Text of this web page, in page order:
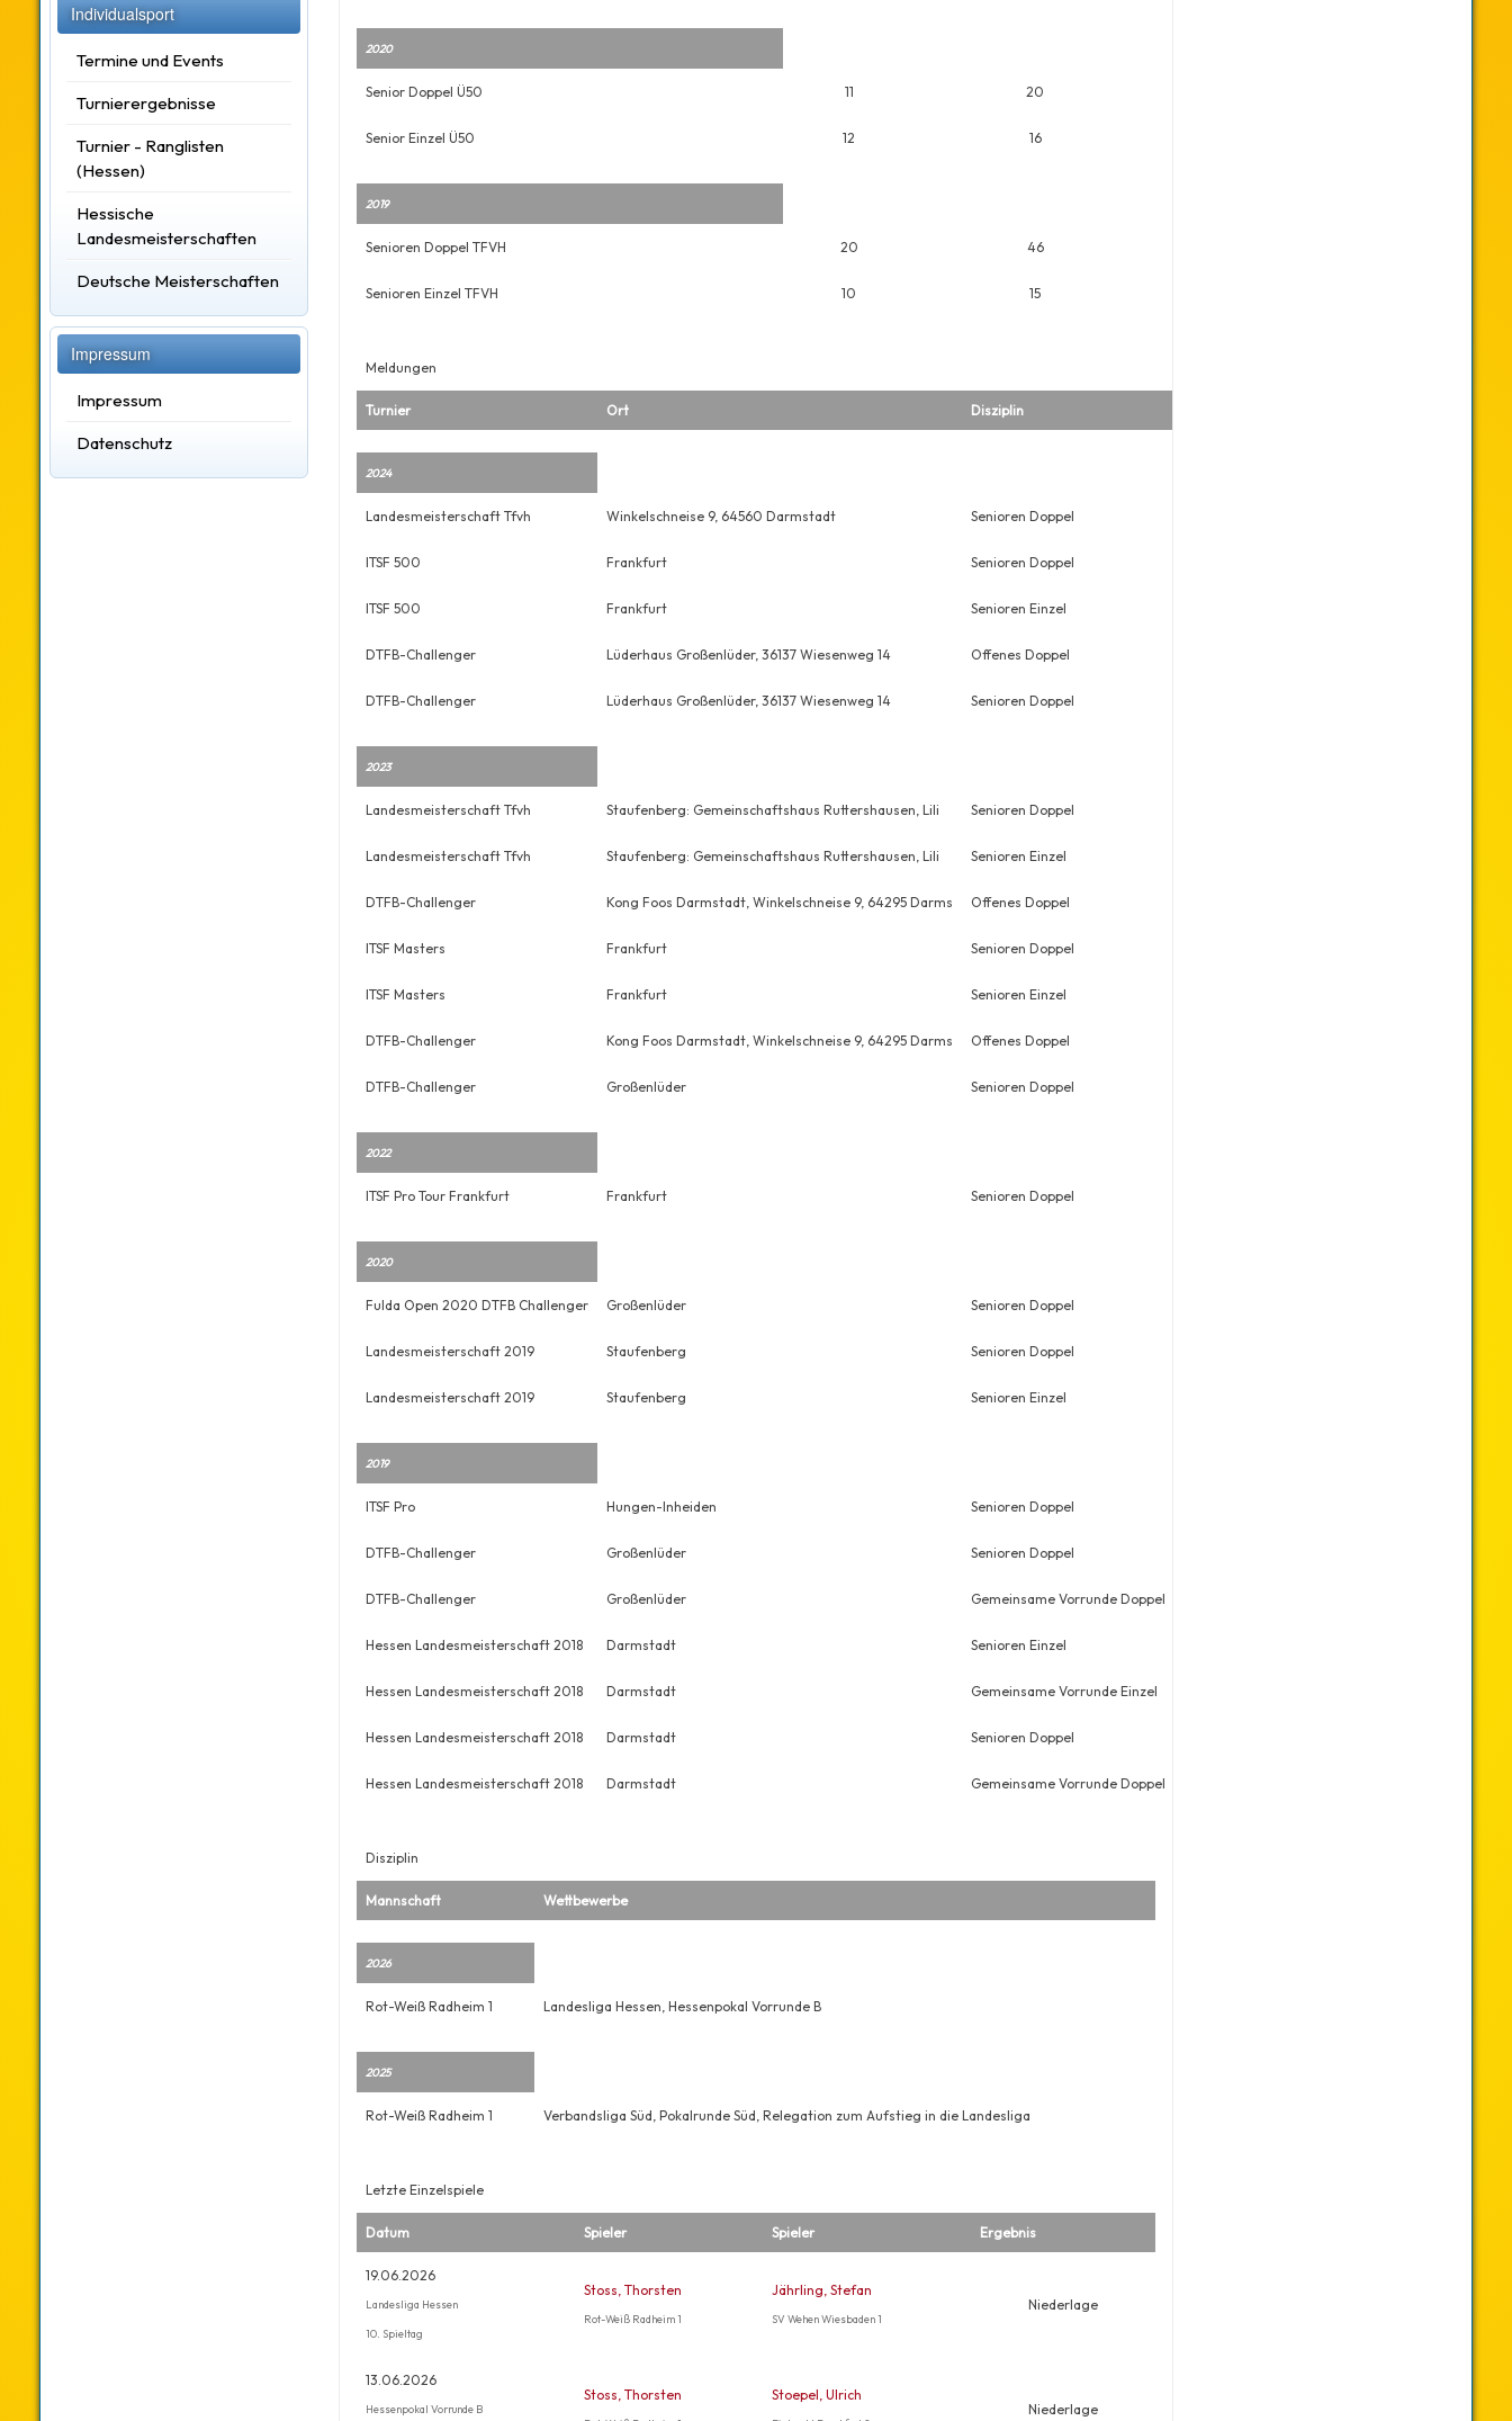
Individualsport
Termine und Events
Turnierergebnisse
Turnier - Ranglisten
(Hessen)
Hessische
Landesmeisterschaften
Deutsche Meisterschaften
Impressum
Impressum
Datenschutz
2020
Senior Doppel Ü50 11 20
Senior Einzel Ü50 12 16
2019
Senioren Doppel TFVH 20 46
Senioren Einzel TFVH 10 15
Meldungen
Turnier Ort Disziplin
2024
Landesmeisterschaft Tfvh Winkelschneise 9, 64560 Darmstadt Senioren Doppel
ITSF 500 Frankfurt Senioren Doppel
ITSF 500 Frankfurt Senioren Einzel
DTFB-Challenger Lüderhaus Großenlüder, 36137 Wiesenweg 14 Offenes Doppel
DTFB-Challenger Lüderhaus Großenlüder, 36137 Wiesenweg 14 Senioren Doppel
2023
Landesmeisterschaft Tfvh Staufenberg: Gemeinschaftshaus Ruttershausen, Lili Senioren Doppel
Landesmeisterschaft Tfvh Staufenberg: Gemeinschaftshaus Ruttershausen, Lili Senioren Einzel
DTFB-Challenger Kong Foos Darmstadt, Winkelschneise 9, 64295 Darms Offenes Doppel
ITSF Masters Frankfurt Senioren Doppel
ITSF Masters Frankfurt Senioren Einzel
DTFB-Challenger Kong Foos Darmstadt, Winkelschneise 9, 64295 Darms Offenes Doppel
DTFB-Challenger Großenlüder Senioren Doppel
2022
ITSF Pro Tour Frankfurt Frankfurt Senioren Doppel
2020
Fulda Open 2020 DTFB Challenger Großenlüder Senioren Doppel
Landesmeisterschaft 2019 Staufenberg Senioren Doppel
Landesmeisterschaft 2019 Staufenberg Senioren Einzel
2019
ITSF Pro Hungen-Inheiden Senioren Doppel
DTFB-Challenger Großenlüder Senioren Doppel
DTFB-Challenger Großenlüder Gemeinsame Vorrunde Doppel
Hessen Landesmeisterschaft 2018 Darmstadt Senioren Einzel
Hessen Landesmeisterschaft 2018 Darmstadt Gemeinsame Vorrunde Einzel
Hessen Landesmeisterschaft 2018 Darmstadt Senioren Doppel
Hessen Landesmeisterschaft 2018 Darmstadt Gemeinsame Vorrunde Doppel
Disziplin
Mannschaft Wettbewerbe
2026
Rot-Weiß Radheim 1 Landesliga Hessen, Hessenpokal Vorrunde B
2025
Rot-Weiß Radheim 1 Verbandsliga Süd, Pokalrunde Süd, Relegation zum Aufstieg in die Landesliga
Letzte Einzelspiele
Datum Spieler Spieler Ergebnis
19.06.2026
Landesliga Hessen
10. Spieltag
Stoss, Thorsten
Rot-Weiß Radheim 1
Jährling, Stefan
SV Wehen Wiesbaden 1
Niederlage
13.06.2026
Hessenpokal Vorrunde B
Stoss, Thorsten Stoepel, Ulrich
Niederlage